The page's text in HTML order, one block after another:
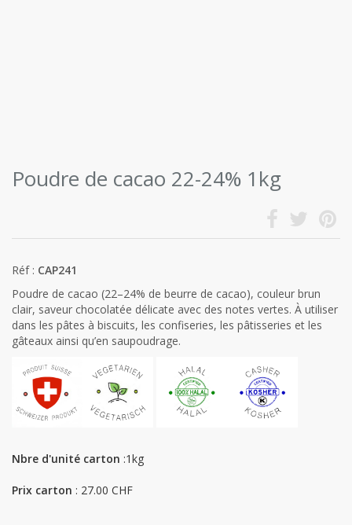
Poudre de cacao 22-24% 1kg
Réf : CAP241
Poudre de cacao (22–24% de beurre de cacao), couleur brun
clair, saveur chocolatée délicate avec des notes vertes. À utiliser
dans les pâtes à biscuits, les confiseries, les pâtisseries et les
gâteaux ainsi qu’en saupoudrage.
Nbre d'unité carton :1kg
Prix carton : 27.00 CHF